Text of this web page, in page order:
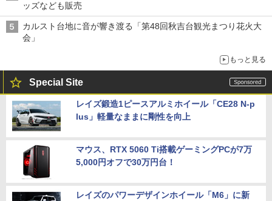
ッズなども販売
カルスト台地に音が響き渡る「第48回秋吉台観光まつり花火大
会」
もっと見る
Special Site
レイズ鍛造1ピースアルミホイール「CE28 N-p
lus」軽量なままに剛性を向上
マウス、RTX 5060 Ti搭載ゲーミングPCが7万
5,000円オフで30万円台！
レイズのパワーデザインホイール「M6」に新